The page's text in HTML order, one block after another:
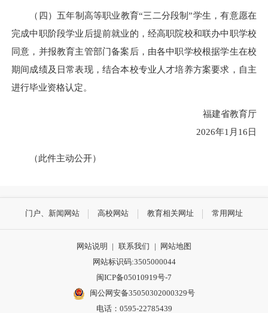
（四）五年制高等职业教育“三二分段制”学生，有意愿在
完成中职阶段学业后提前就业的，经高职院校和联办中职学校
同意，并报教育主管部门备案后，由各中职学校根据学生在校
期间成绩及日常表现，结合本校专业人才培养方案要求，自主
进行毕业资格认定。
福建省教育厅
2026年1月16日
（此件主动公开）
门户、新闻网站 高校网站 教育相关网址 常用网址
网站说明 | 联系我们 |
网站地图
网站标识码:3505000044
闽ICP备05010919号-7
闽公网安备35050302000329号
电话：0595-22785439